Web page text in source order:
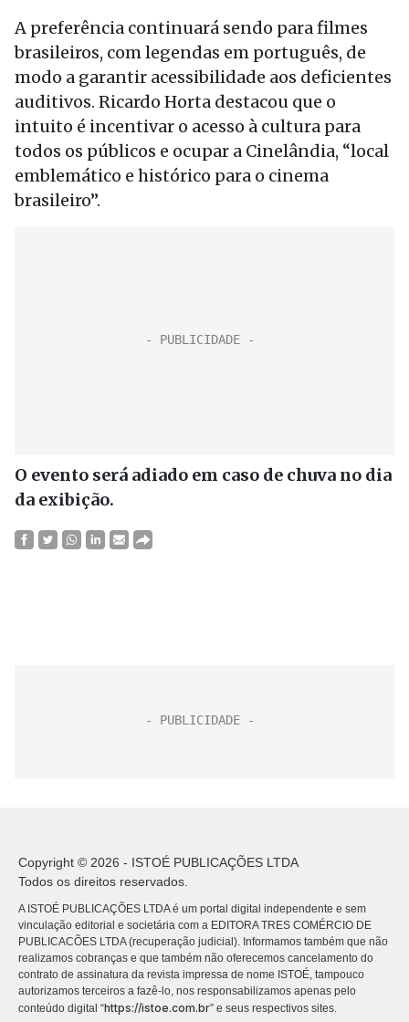
A preferência continuará sendo para filmes
brasileiros, com legendas em português, de
modo a garantir acessibilidade aos deficientes
auditivos. Ricardo Horta destacou que o
intuito é incentivar o acesso à cultura para
todos os públicos e ocupar a Cinelândia, “local
emblemático e histórico para o cinema
brasileiro”.
O evento será adiado em caso de chuva no dia
da exibição.
Copyright © 2026 - ISTOÉ PUBLICAÇÕES LTDA
Todos os direitos reservados.
A ISTOÉ PUBLICAÇÕES LTDA é um portal digital independente e sem
vinculação editorial e societária com a EDITORA TRES COMÉRCIO DE
PUBLICACÕES LTDA (recuperação judicial). Informamos também que não
realizamos cobranças e que também não oferecemos cancelamento do
contrato de assinatura da revista impressa de nome ISTOÉ, tampouco
autorizamos terceiros a fazê-lo, nos responsabilizamos apenas pelo
conteúdo digital “https://istoe.com.br” e seus respectivos sites.